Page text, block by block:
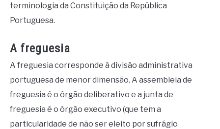
terminologia da Constituição da República
Portuguesa.
A freguesia
A freguesia corresponde à divisão administrativa
portuguesa de menor dimensão. A assembleia de
freguesia é o órgão deliberativo e a junta de
freguesia é o órgão executivo (que tem a
particularidade de não ser eleito por sufrágio